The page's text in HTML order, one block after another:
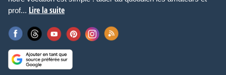
prof... Lire la suite